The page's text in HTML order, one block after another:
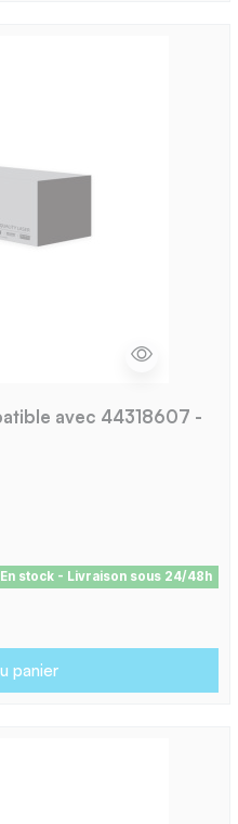
avec 44318607 -
En stock - Livraison sous 24/48h
panier